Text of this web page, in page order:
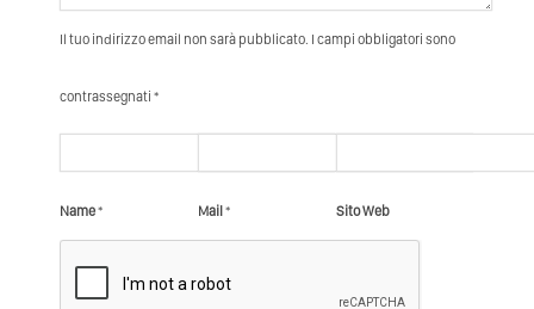
Il tuo indirizzo email non sarà pubblicato. I campi obbligatori sono
contrassegnati *
Name* Mail * Sito Web